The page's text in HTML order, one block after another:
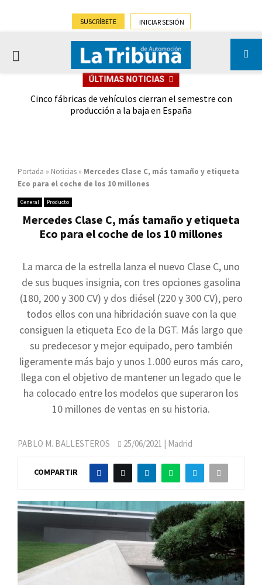
SUSCRÍBETE INICIAR SESIÓN
PRIMARY
ÚLTIMAS NOTICIAS
Cinco fábricas de vehículos cierran el semestre con
producción a la baja en España
Portada » Noticias » Mercedes Clase C, más tamaño y etiqueta
Eco para el coche de los 10 millones
General Producto
Mercedes Clase C, más tamaño y etiqueta
Eco para el coche de los 10 millones
La marca de la estrella lanza el nuevo Clase C, uno
de sus buques insignia, con tres opciones gasolina
(180, 200 y 300 CV) y dos diésel (220 y 300 CV), pero
todos ellos con una hibridación suave con la que
consiguen la etiqueta Eco de la DGT. Más largo que
su predecesor y mejor equipado, pero también
ligeramente más bajo y unos 1.000 euros más caro,
llega con el objetivo de mantener un legado que le
ha colocado entre los modelos que superaron los
10 millones de ventas en su historia.
PABLO M. BALLESTEROS 25/06/2021 | Madrid
COMPARTIR